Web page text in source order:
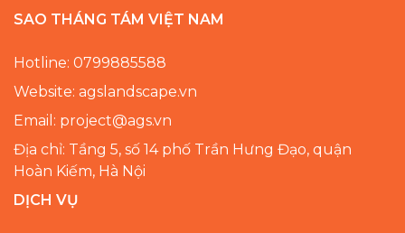
SAO THÁNG TÁM VIỆT NAM
Hotline: 0799885588
Website: agslandscape.vn
Email: project@ags.vn
Địa chỉ: Tầng 5, số 14 phố Trần Hưng Đạo, quận
Hoàn Kiếm, Hà Nội
DỊCH VỤ